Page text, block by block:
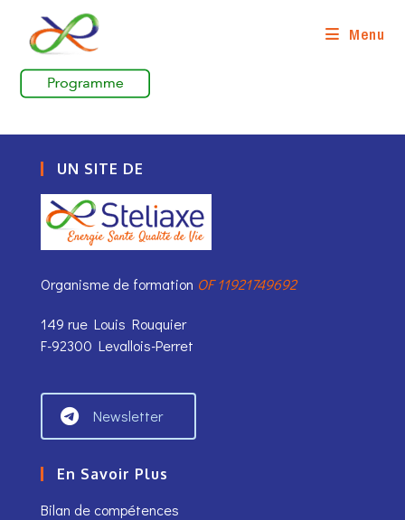
content
Menu
UN SITE DE
Organisme de formation OF 11921749692
149 rue Louis Rouquier
F-92300 Levallois-Perret
Newsletter
En Savoir Plus
Bilan de compétences